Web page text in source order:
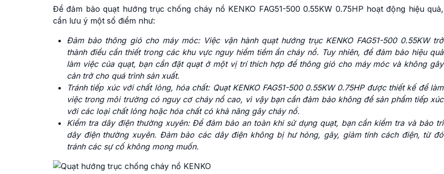
Để đảm bảo quạt hướng trục chống cháy nổ KENKO FAG51-500 0.55KW 0.75HP hoạt động hiệu quả,
cần lưu ý một số điểm như:
Đảm bảo thông gió cho máy móc: Việc vận hành quạt hướng trục KENKO FAG51-500 0.55KW trở
thành điều cần thiết trong các khu vực nguy hiểm tiềm ẩn cháy nổ. Tuy nhiên, để đảm bảo hiệu quả
làm việc của quạt, bạn cần đặt quạt ở một vị trí thích hợp để thông gió cho máy móc và không gây
cản trở cho quá trình sản xuất.
Tránh tiếp xúc với chất lỏng, hóa chất: Quạt KENKO FAG51-500 0.55KW 0.75HP được thiết kế để làm
việc trong môi trường có nguy cơ cháy nổ cao, vì vậy bạn cần đảm bảo không để sản phẩm tiếp xúc
với các loại chất lỏng hoặc hóa chất có khả năng gây cháy nổ.
Kiểm tra dây điện thường xuyên: Để đảm bảo an toàn khi sử dụng quạt, bạn cần kiểm tra và bảo trì
dây điện thường xuyên. Đảm bảo các dây điện không bị hư hỏng, gãy, giảm tính cách điện, từ đó
tránh các sự cố không mong muốn.